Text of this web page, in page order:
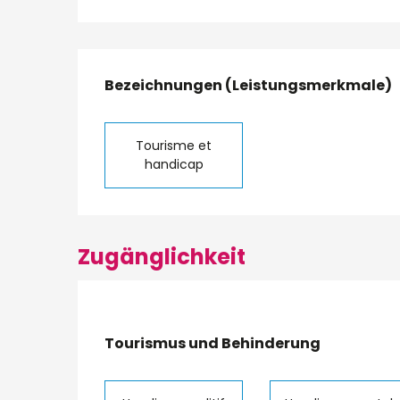
Bezeichnungen (Leistungsmerkmale)
Bezeichnungen (Leistungsmerkmale)
Tourisme et
handicap
Zugänglichkeit
Tourismus und Behinderung
Tourismus und Behinderung